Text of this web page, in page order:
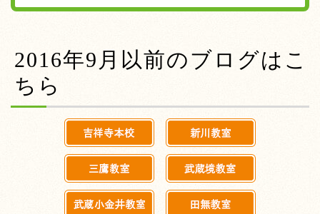
2016年9月以前のブログはこ
ちら